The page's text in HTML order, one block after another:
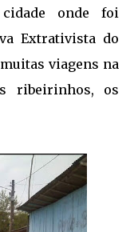
onde foi
Extrativista do
viagens na
ribeirinhos, os